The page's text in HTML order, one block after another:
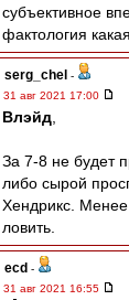
субъективное
фактология
serg_chel -
31 авг 2021 17:00
Влэйд
За 7-8 не будет
либо сырой
Хендрикс.
ловить.
ecd -
31 авг 2021 16:55